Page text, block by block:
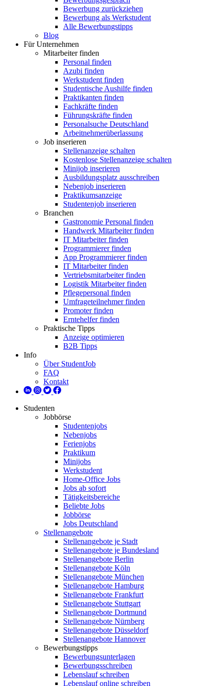
Bewerbung zurückziehen
Bewerbung als Werkstudent
Alle Bewerbungstipps
Blog
Für Unternehmen
Mitarbeiter finden
Personal finden
Azubi finden
Werkstudent finden
Studentische Aushilfe finden
Praktikanten finden
Fachkräfte finden
Führungskräfte finden
Personalsuche Deutschland
Arbeitnehmerüberlassung
Job inserieren
Stellenanzeige schalten
Kostenlose Stellenanzeige schalten
Minijob inserieren
Ausbildungsplatz ausschreiben
Nebenjob inserieren
Praktikumsanzeige
Studentenjob inserieren
Branchen
Gastronomie Personal finden
Handwerk Mitarbeiter finden
IT Mitarbeiter finden
Programmierer finden
App Programmierer finden
IT Mitarbeiter finden
Vertriebsmitarbeiter finden
Logistik Mitarbeiter finden
Pflegepersonal finden
Umfrageteilnehmer finden
Promoter finden
Erntehelfer finden
Praktische Tipps
Anzeige optimieren
B2B Tipps
Info
Über StudentJob
FAQ
Kontakt
Studenten
Jobbörse
Studentenjobs
Nebenjobs
Ferienjobs
Praktikum
Minijobs
Werkstudent
Home-Office Jobs
Jobs ab sofort
Tätigkeitsbereiche
Beliebte Jobs
Jobbörse
Jobs Deutschland
Stellenangebote
Stellenangebote je Stadt
Stellenangebote je Bundesland
Stellenangebote Berlin
Stellenangebote Köln
Stellenangebote München
Stellenangebote Hamburg
Stellenangebote Frankfurt
Stellenangebote Stuttgart
Stellenangebote Dortmund
Stellenangebote Nürnberg
Stellenangebote Düsseldorf
Stellenangebote Hannover
Bewerbungstipps
Bewerbungsunterlagen
Bewerbungsschreiben
Lebenslauf schreiben
Lebenslauf online schreiben